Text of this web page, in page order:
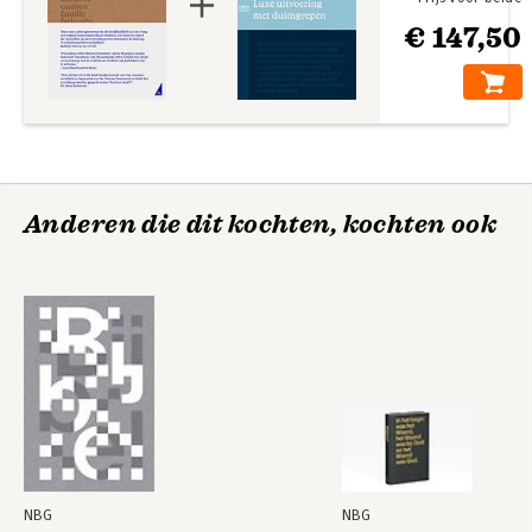
€ 147,50
Anderen die dit kochten, kochten ook
NBG NBG